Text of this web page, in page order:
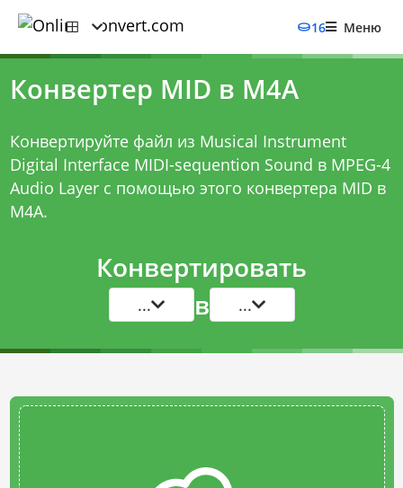
16 Меню
Конвертер MID в M4A
Конвертируйте файл из Musical Instrument
Digital Interface MIDI-sequention Sound в MPEG-4
Audio Layer с помощью этого конвертера MID в
M4A.
Конвертировать
... в ...